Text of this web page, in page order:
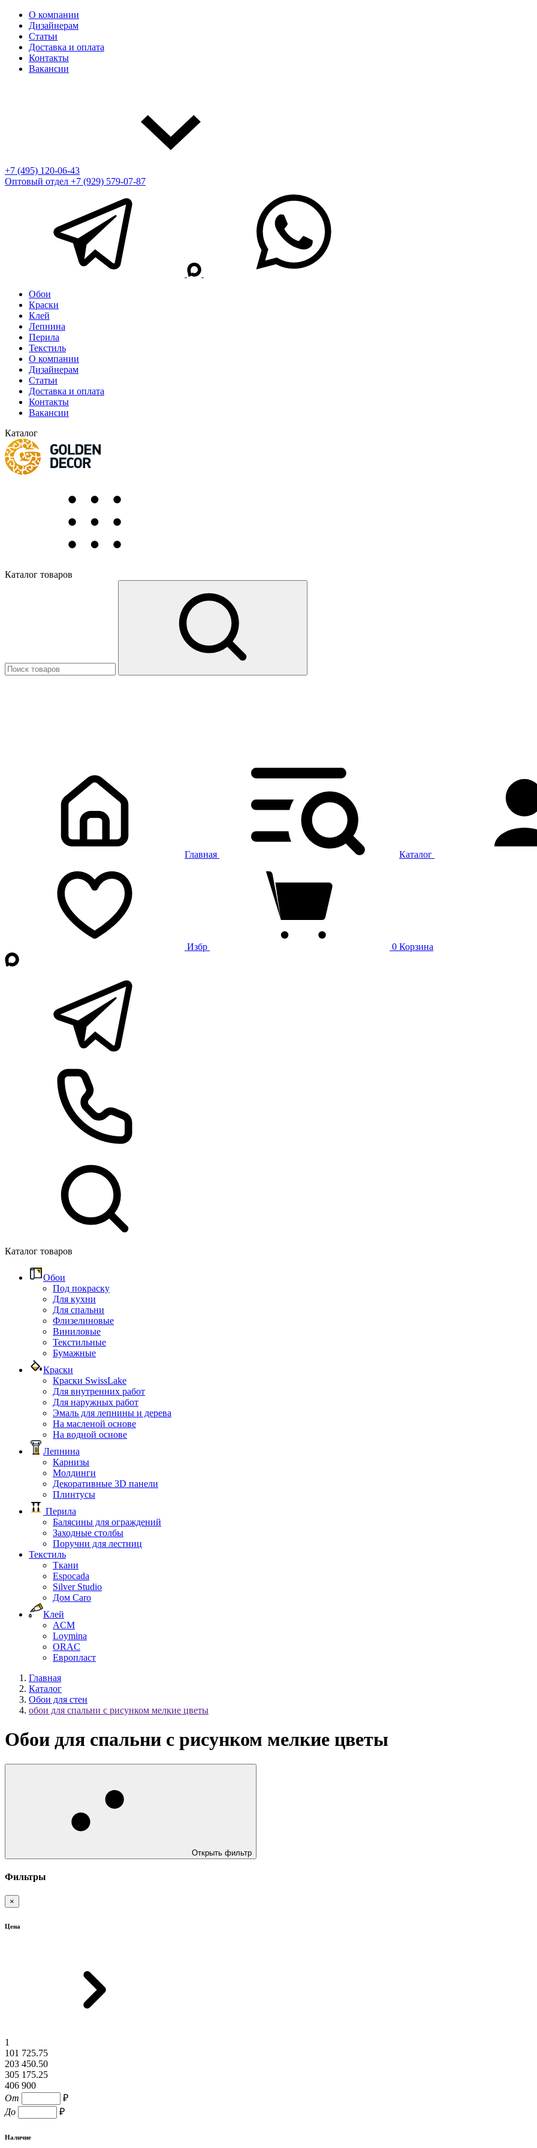
О компании
Дизайнерам
Статьи
Доставка и оплата
Контакты
Вакансии
+7 (495) 120-06-43
Оптовый отдел +7 (929) 579-07-87
Обои
Краски
Клей
Лепнина
Перила
Текстиль
О компании
Дизайнерам
Статьи
Доставка и оплата
Контакты
Вакансии
Каталог
Каталог товаров
Главная Каталог
Избр 0 Корзина
Каталог товаров
Обои
Под покраску
Для кухни
Для спальни
Флизелиновые
Виниловые
Текстильные
Бумажные
Краски
Краски SwissLake
Для внутренних работ
Для наружных работ
Эмаль для лепнины и дерева
На масленой основе
На водной основе
Лепнина
Карнизы
Молдинги
Декоративные 3D панели
Плинтусы
Перила
Балясины для ограждений
Заходные столбы
Поручни для лестниц
Текстиль
Ткани
Espocada
Silver Studio
Дом Caro
Клей
ACM
Loymina
ORAC
Европласт
Главная
Каталог
Обои для стен
обои для спальни с рисунком мелкие цветы
Обои для спальни с рисунком мелкие цветы
Открыть фильтр
Фильтры
×
Цена
1
101 725.75
203 450.50
305 175.25
406 900
От
₽
До
₽
Наличие